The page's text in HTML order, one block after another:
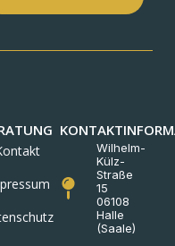
Wilhelm-
Külz-
Straße
15
06108
Halle
(Saale)